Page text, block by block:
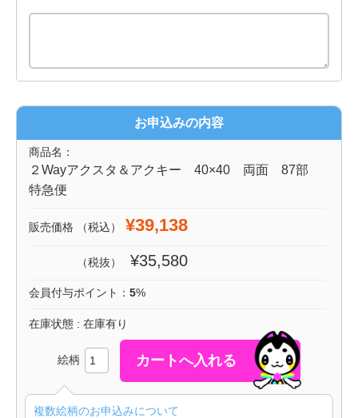
お申込みの内容
商品名：
２Wayアクスタ＆アクキー 40×40 両面 87部
特急便
販売価格 （税込） ¥39,138
（税抜） ¥35,580
会員付与ポイント： 5%
在庫状態 : 在庫有り
絵柄
複数絵柄のお申込みについて